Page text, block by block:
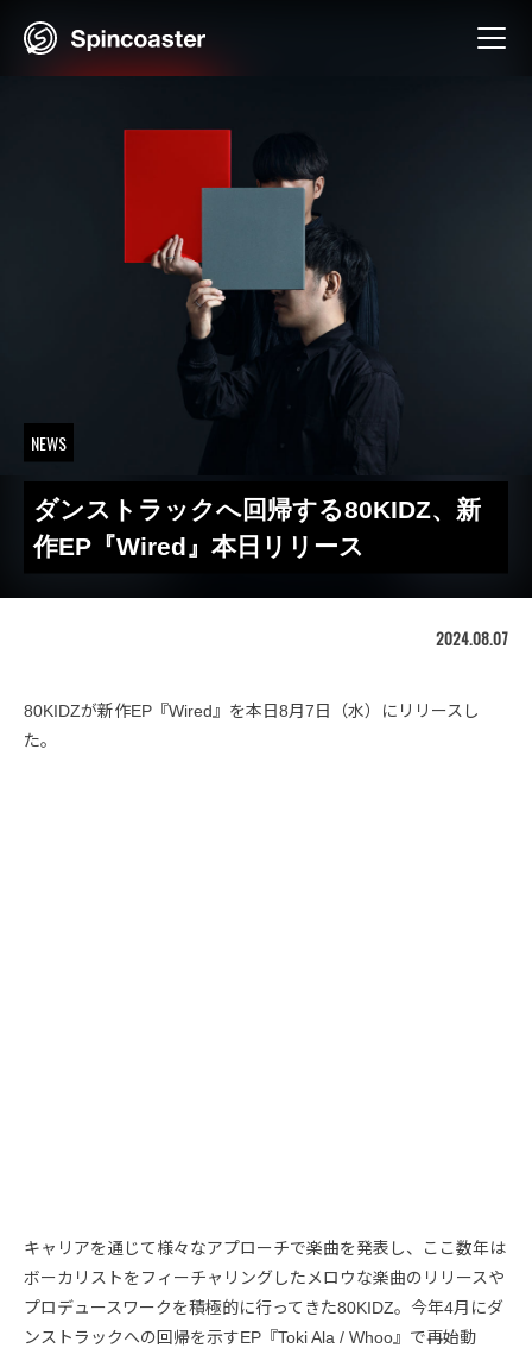
NEWS
ダンストラックへ回帰する80KIDZ、新
作EP『Wired』本日リリース
2024.08.07
80KIDZが新作EP『Wired』を本日8月7日（水）にリリースし
た。
キャリアを通じて様々なアプローチで楽曲を発表し、ここ数年は
ボーカリストをフィーチャリングしたメロウな楽曲のリリースや
プロデュースワークを積極的に行ってきた80KIDZ。今年4月にダ
ンストラックへの回帰を示すEP『Toki Ala / Whoo』で再始動